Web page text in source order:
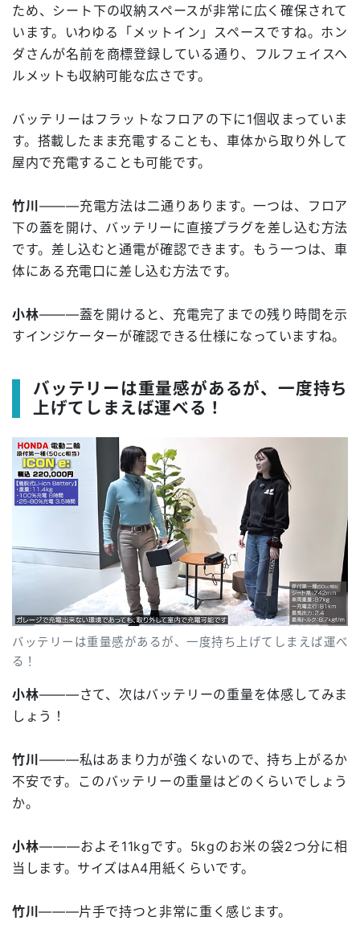
ため、シート下の収納スペースが非常に広く確保されて
います。いわゆる「メットイン」スペースですね。ホン
ダさんが名前を商標登録している通り、フルフェイスヘ
ルメットも収納可能な広さです。
バッテリーはフラットなフロアの下に1個収まっていま
す。搭載したまま充電することも、車体から取り外して
屋内で充電することも可能です。
竹川 ―――充電方法は二通りあります。一つは、フロア
下の蓋を開け、バッテリーに直接プラグを差し込む方法
です。差し込むと通電が確認できます。もう一つは、車
体にある充電口に差し込む方法です。
小林―――蓋を開けると、充電完了までの残り時間を示
すインジケーターが確認できる仕様になっていますね。
バッテリーは重量感があるが、一度持ち
上げてしまえば運べる！
バッテリーは重量感があるが、一度持ち上げてしまえば運べ
る！
小林―――さて、次はバッテリーの重量を体感してみま
しょう！
竹川 ―――私はあまり力が強くないので、持ち上がるか
不安です。このバッテリーの重量はどのくらいでしょう
か。
小林―――およそ11kgです。5kgのお米の袋2つ分に相
当します。サイズはA4用紙くらいです。
竹川―――片手で持つと非常に重く感じます。